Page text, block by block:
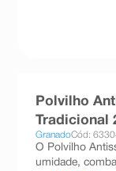
absorvente
10ºshampoo
Polvilho
Tradicional
GranadoCód:
O Polvilho
umidade,